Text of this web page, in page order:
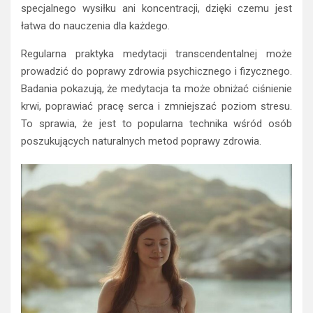
specjalnego wysiłku ani koncentracji, dzięki czemu jest
łatwa do nauczenia dla każdego.
Regularna praktyka medytacji transcendentalnej może
prowadzić do poprawy zdrowia psychicznego i fizycznego.
Badania pokazują, że medytacja ta może obniżać ciśnienie
krwi, poprawiać pracę serca i zmniejszać poziom stresu.
To sprawia, że jest to popularna technika wśród osób
poszukujących naturalnych metod poprawy zdrowia.